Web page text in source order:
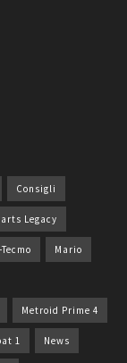
Consigli
Legacy
Mario
Metroid Prime 4
1 News